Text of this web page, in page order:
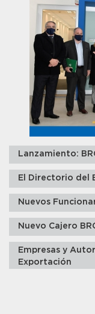
Lanzamiento:
El Directorio del
Nuevos
Nuevo Cajero
Empresas y
Exportación